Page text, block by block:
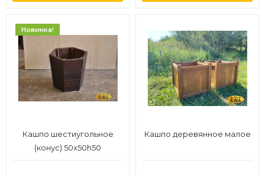
Новинка!
Кашпо шестиугольное
(конус) 50х50h50
Кашпо деревянное малое